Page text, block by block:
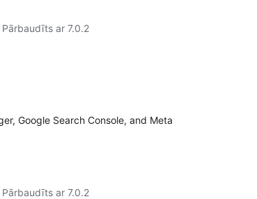
Pārbaudīts ar 7.0.2
Google Search Console, and Meta
Pārbaudīts ar 7.0.2